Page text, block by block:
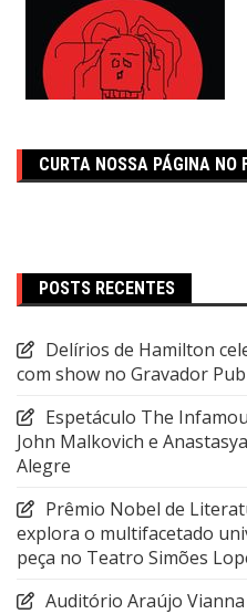
CURTA NOSSA PÁGINA NO
POSTS RECENTES
Delírios de Hamilton
com show no Gravador Pub
Espetáculo The
John Malkovich e
Alegre
Prêmio Nobel de
explora o multifacetado
peça no Teatro Simões
Auditório Araújo